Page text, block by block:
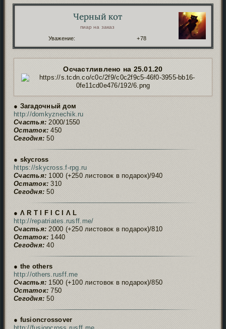
Черный кот
пиар на заказ
Уважение: +78
Осчастливлено на 25.01.20
● Загадочный дом
http://domkyznechik.ru
Счастья: 2000/1550
Остаток: 450
Сегодня: 50
● skycross
https://skycross.f-rpg.ru
Счастья: 1000 (+250 листовок в подарок)/940
Остаток: 310
Сегодня: 50
● Ʌ R T I F I C I Ʌ L
http://repatriates.rusff.me/
Счастья: 2000 (+250 листовок в подарок)/810
Остаток: 1440
Сегодня: 40
● the others
http://others.rusff.me
Счастья: 1500 (+100 листовок в подарок)/850
Остаток: 750
Сегодня: 50
● fusioncrossover